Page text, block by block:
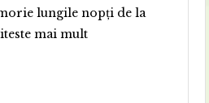
lungile nopți de la
mai mult“Florin Andreescu”